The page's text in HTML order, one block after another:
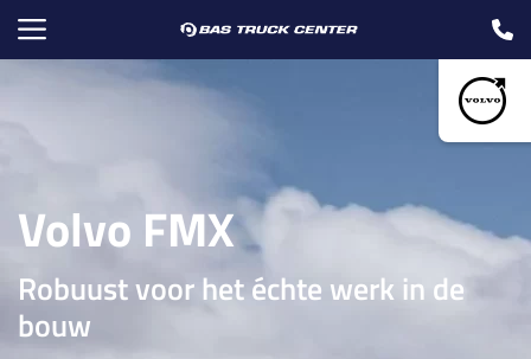
Volvo FMX
Robuust voor het échte werk in de
bouw